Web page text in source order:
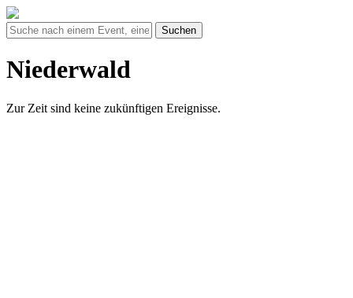
Suchen
Niederwald
Zur Zeit sind keine zukünftigen Ereignisse.